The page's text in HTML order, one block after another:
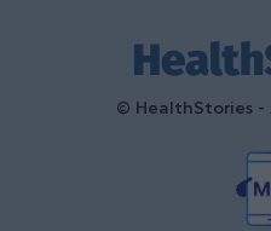
© HealthStories -